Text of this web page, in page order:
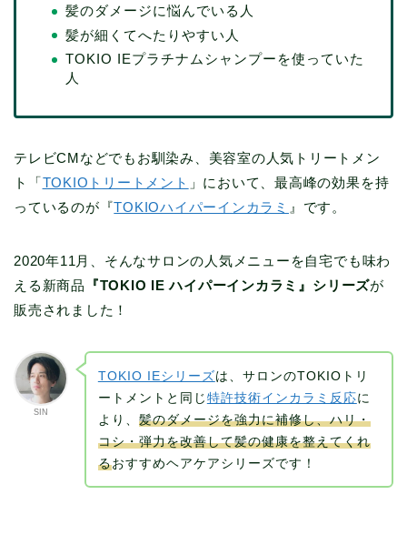
髪のダメージに悩んでいる人
髪が細くてへたりやすい人
TOKIO IEプラチナムシャンプーを使っていた
人
テレビCMなどでもお馴染み、美容室の人気トリートメン
ト「TOKIOトリートメント 」において、最高峰の効果を持
っているのが『TOKIOハイパーインカラミ 』です。
2020年11月、そんなサロンの人気メニューを自宅でも味わ
える新商品
『TOKIO IE ハイパーインカラミ』シリーズが
販売されました！
SIN
TOKIO IEシリーズは、サロンのTOKIOトリ
ートメントと同じ特許技術インカラミ反応に
より、 髪のダメージを強力に補修し、ハリ・
コシ・弾力を改善して髪の健康を整えてくれ
るおすすめヘアケアシリーズです！